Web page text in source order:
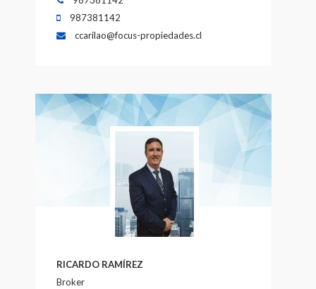
987381142
ccarilao@focus-propiedades.cl
RICARDO RAMÍREZ
Broker